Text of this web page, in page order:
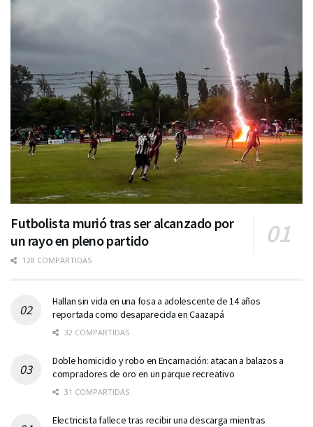
Futbolista murió tras ser alcanzado por
un rayo en pleno partido
128 COMPARTIDAS
Hallan sin vida en una fosa a adolescente de 14 años
reportada como desaparecida en Caazapá
32 COMPARTIDAS
Doble homicidio y robo en Encarnación: atacan a balazos a
compradores de oro en un parque recreativo
31 COMPARTIDAS
Electricista fallece tras recibir una descarga mientras